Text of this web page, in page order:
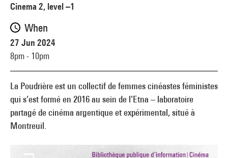
La Poudrière est un collectif de femmes cinéastes féministes
qui s’est formé en 2016 au sein de l’Etna – laboratoire
partagé de cinéma argentique et expérimental, situé à
Montreuil.
Cinema 2, level –1
When
27 Jun 2024
8pm - 10pm